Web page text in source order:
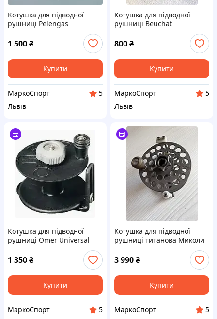
Котушка для підводної
рушниці Pelengas
алюмінієва з нержавіючим
кронштейном 75мм
1 500₴
Купити
МаркоСпорт
5
Львів
Котушка для підводної
рушниці Beuchat
800₴
Купити
МаркоСпорт
5
Львів
Котушка для підводної
рушниці Omer Universal
1 350₴
Купити
МаркоСпорт
5
Котушка для підводної
рушниці титанова Миколи
горизонтальна) 80 мм
3 990₴
Купити
МаркоСпорт
5